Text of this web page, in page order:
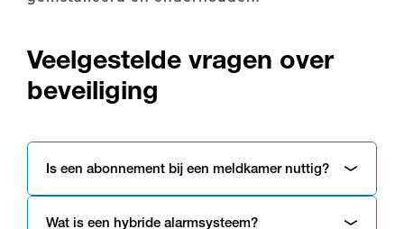
Veelgestelde vragen over
beveiliging
Is een abonnement bij een meldkamer nuttig?
Wat is een hybride alarmsysteem?